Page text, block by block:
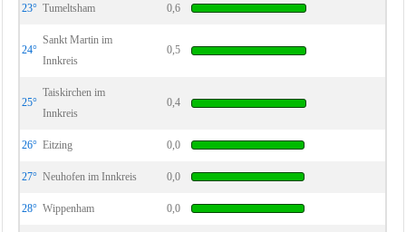
23° Tumeltsham 0,6
24°
Sankt Martin im
Innkreis
0,5
25°
Taiskirchen im
Innkreis
0,4
26° Eitzing 0,0
27° Neuhofen im Innkreis 0,0
28° Wippenham 0,0